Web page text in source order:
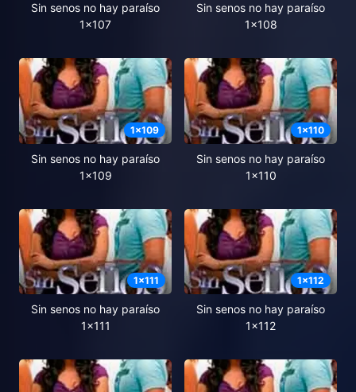
Sin senos no hay paraíso
1x107
Sin senos no hay paraíso
1x108
1x109
Sin senos no hay paraíso
1x109
1x110
Sin senos no hay paraíso
1x110
1x111
Sin senos no hay paraíso
1x111
1x112
Sin senos no hay paraíso
1x112